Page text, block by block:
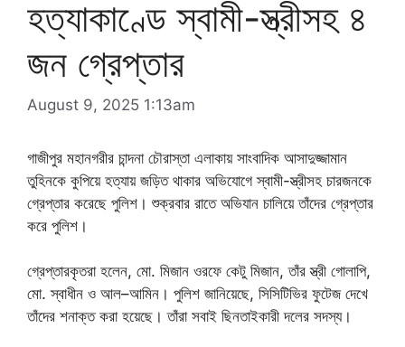
হত্যাকাণ্ডে স্বামী-স্ত্রীসহ ৪
জন গ্রেপ্তার
August 9, 2025 1:13am
গাজীপুর মহানগরীর চান্দনা চৌরাস্তা এলাকায় সাংবাদিক আসাদুজ্জামান
তুহিনকে কুপিয়ে হত্যায় জড়িত থাকার অভিযোগে স্বামী-স্ত্রীসহ চারজনকে
গ্রেপ্তার করেছে পুলিশ। শুক্রবার রাতে অভিযান চালিয়ে তাঁদের গ্রেপ্তার
করে পুলিশ।
গ্রেপ্তারকৃতরা হলেন, মো. মিজান ওরফে কেটু মিজান, তাঁর স্ত্রী গোলাপি,
মো. স্বাধীন ও আল–আমিন। পুলিশ জানিয়েছে, সিসিটিভির ফুটেজ দেখে
তাঁদের শনাক্ত করা হয়েছে। তাঁরা সবাই ছিনতাইকারী দলের সদস্য।